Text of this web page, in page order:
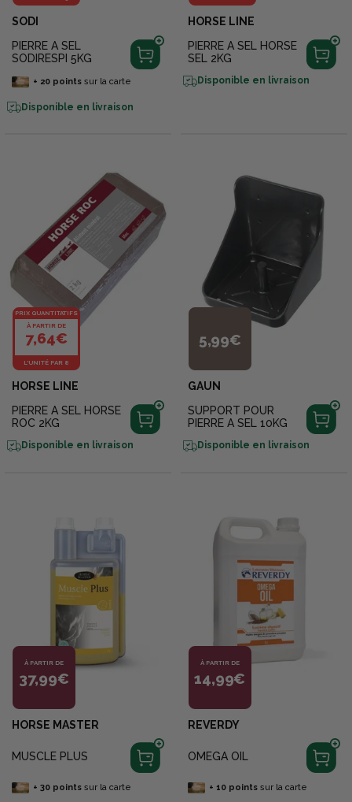
SODI
PIERRE A SEL
SODIRESPI 5KG
+ 20pointssur la carte
Disponible en livraison
HORSE LINE
PIERRE A SEL HORSE
SEL 2KG
Disponible en livraison
PRIX QUANTITATIFS
À PARTIR DE
7,64€
L'UNITÉ PAR 8
HORSE LINE
PIERRE A SEL HORSE
ROC 2KG
Disponible en livraison
5,99€
GAUN
SUPPORT POUR
PIERRE A SEL 10KG
Disponible en livraison
À PARTIR DE
37,99€
HORSE MASTER
MUSCLE PLUS
+ 30pointssur la carte
À PARTIR DE
14,99€
REVERDY
OMEGA OIL
+ 10pointssur la carte